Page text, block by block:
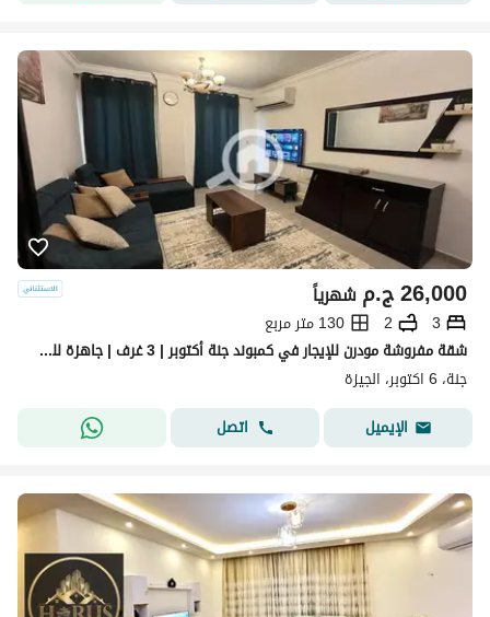
ج.م26,000 شهرياً
3
2
130 متر مربع
شقة مفروشة مودرن للإيجار في كمبوند جنة أكتوبر | 3 غرف | جاهزة للسكن
جنة، 6 اكتوبر، الجيزة
الإيميل
اتصل